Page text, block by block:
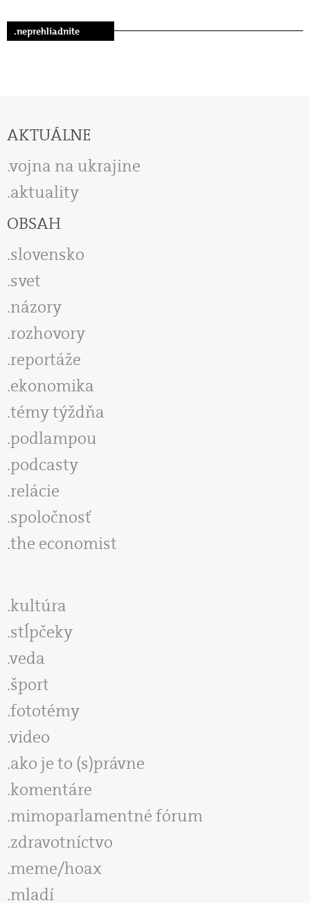
.neprehliadnite
AKTUÁLNE
vojna na ukrajine
aktuality
OBSAH
slovensko
svet
názory
rozhovory
reportáže
ekonomika
témy týždňa
podlampou
podcasty
relácie
spoločnosť
the economist
kultúra
stĺpčeky
veda
šport
fototémy
video
ako je to (s)právne
komentáre
mimoparlamentné fórum
zdravotníctvo
meme/hoax
mladí